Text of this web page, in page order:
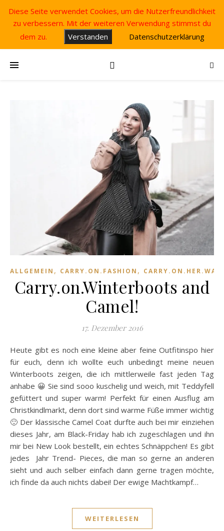
ALLGEMEIN , CARRY.ON.FASHION ,
Carry.on.Winterboots and
Camel!
17. Dezember 2016
Heute gibt es noch eine kleine aber feine Outfitinspo hier
für euch, denn ich wollte euch unbedingt meine neuen
Winterboots zeigen, die ich mittlerweile fast jeden Tag
anhabe 😀 Sie sind sooo kuschelig und weich, mit Teddyfell
gefüttert und super warm! Perfekt für einen Ausflug am
Christkindlmarkt, denn dort sind warme Füße immer wichtig
🙂 Der klassische Camel Coat durfte auch bei mir einziehen
dieses Jahr, am Black-Friday hab ich zugeschlagen und ihn
mir bei New Look bestellt, ein echtes Schnäppchen! Es gibt
jedes Jahr Trend- Pieces, die man so gerne an anderen
sieht und auch selber einfach dann gerne tragen möchte,
ich finde da auch nichts dabei! Der ewige Machtkampf…
WEITERLESEN
Diese Seite verwendet Cookies, um die Nutzerfreundlichkeit
zu verbessern. Mit der weiteren Verwendung stimmst du
dem zu.
Verstanden Datenschutzerklärung